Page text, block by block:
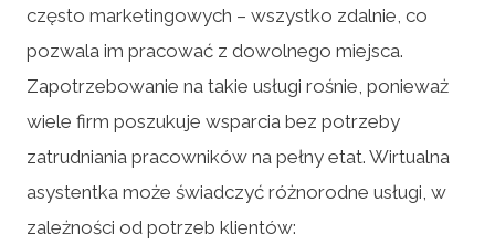
często marketingowych – wszystko zdalnie, co
pozwala im pracować z dowolnego miejsca.
Zapotrzebowanie na takie usługi rośnie, ponieważ
wiele firm poszukuje wsparcia bez potrzeby
zatrudniania pracowników na pełny etat. Wirtualna
asystentka może świadczyć różnorodne usługi, w
zależności od potrzeb klientów: